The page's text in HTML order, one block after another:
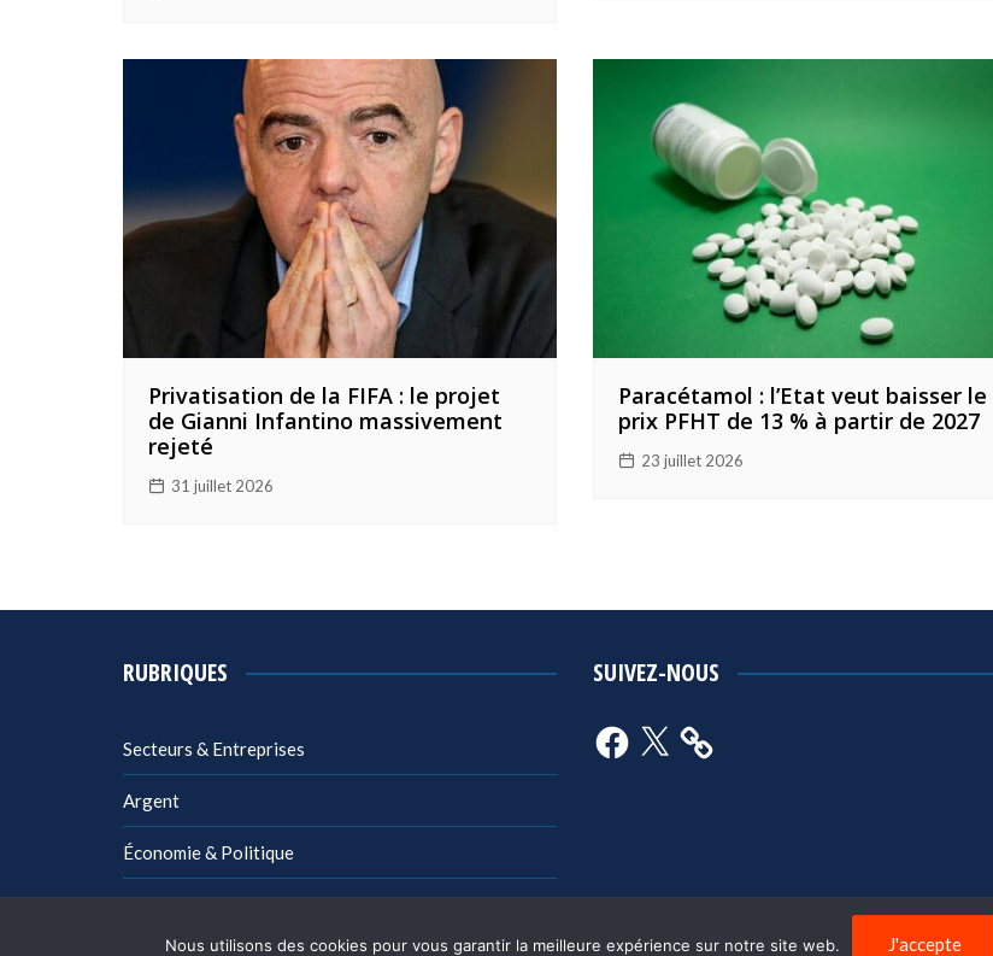
Privatisation de la FIFA : le projet
de Gianni Infantino massivement
rejeté
31 juillet 2026
Paracétamol : l’Etat veut baisser le
prix PFHT de 13 % à partir de 2027
23 juillet 2026
RUBRIQUES
Secteurs & Entreprises
Argent
Économie & Politique
Management
SUIVEZ-NOUS
Facebook
X
Nous utilisons des cookies pour vous garantir la meilleure expérience sur notre site web. J'accepte